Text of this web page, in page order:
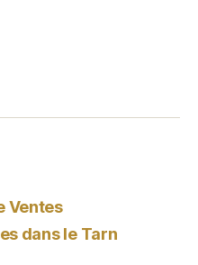
Ventes
dans le Tarn